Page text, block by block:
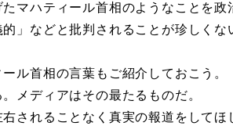
マハティール首相のようなことを政
」などと批判されることが珍しくな
ル首相の言葉もご紹介しておこう。
メディアはその最たるものだ。
されることなく真実の報道をしてほ